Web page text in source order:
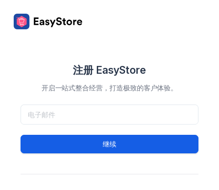
注册 EasyStore
开启一站式整合经营，打造极致的客户体验。
继续